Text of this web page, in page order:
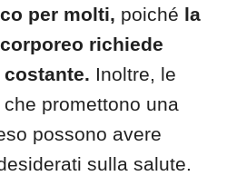
per molti, poiché la
richiede
Inoltre, le
promettono una
possono avere
sulla salute.